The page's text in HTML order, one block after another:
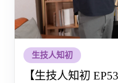
生技人知初
【生技人知初